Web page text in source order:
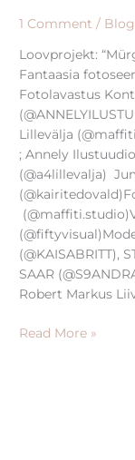
1 Comment /
Loovprojekt:
Fantaasia
Fotolavastus
Lillevälja
; Annely
(@a4lillevalja)
(@KAISABRITT),
SAAR
Robert Markus
Read More »